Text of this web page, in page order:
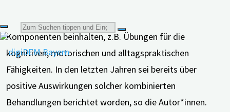
Suchen
nach:
Therapien gelegt, also Therapien, die mehrere
Komponenten beinhalten, z.B. Übungen für die
kognitiven, motorischen und alltagspraktischen
Fähigkeiten. In den letzten Jahren sei bereits über
positive Auswirkungen solcher kombinierten
Behandlungen berichtet worden, so die Autor*innen.